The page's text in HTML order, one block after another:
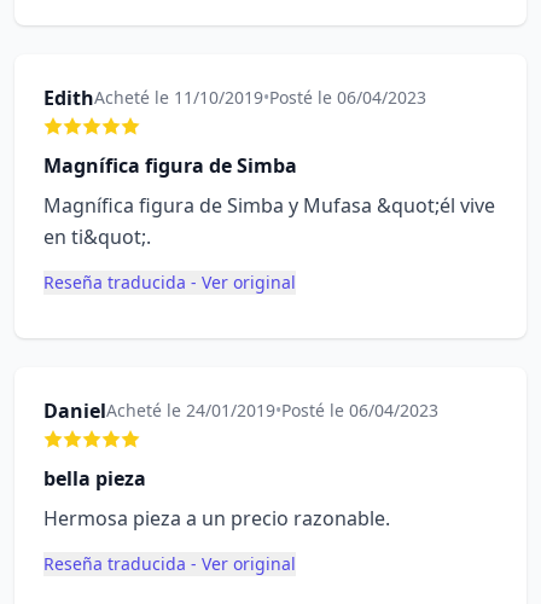
EdithAcheté le 11/10/2019•Posté le 06/04/2023
Magnífica figura de Simba
Magnífica figura de Simba y Mufasa &quot;él vive
en ti&quot;.
Reseña traducida - Ver original
DanielAcheté le 24/01/2019•Posté le 06/04/2023
bella pieza
Hermosa pieza a un precio razonable.
Reseña traducida - Ver original